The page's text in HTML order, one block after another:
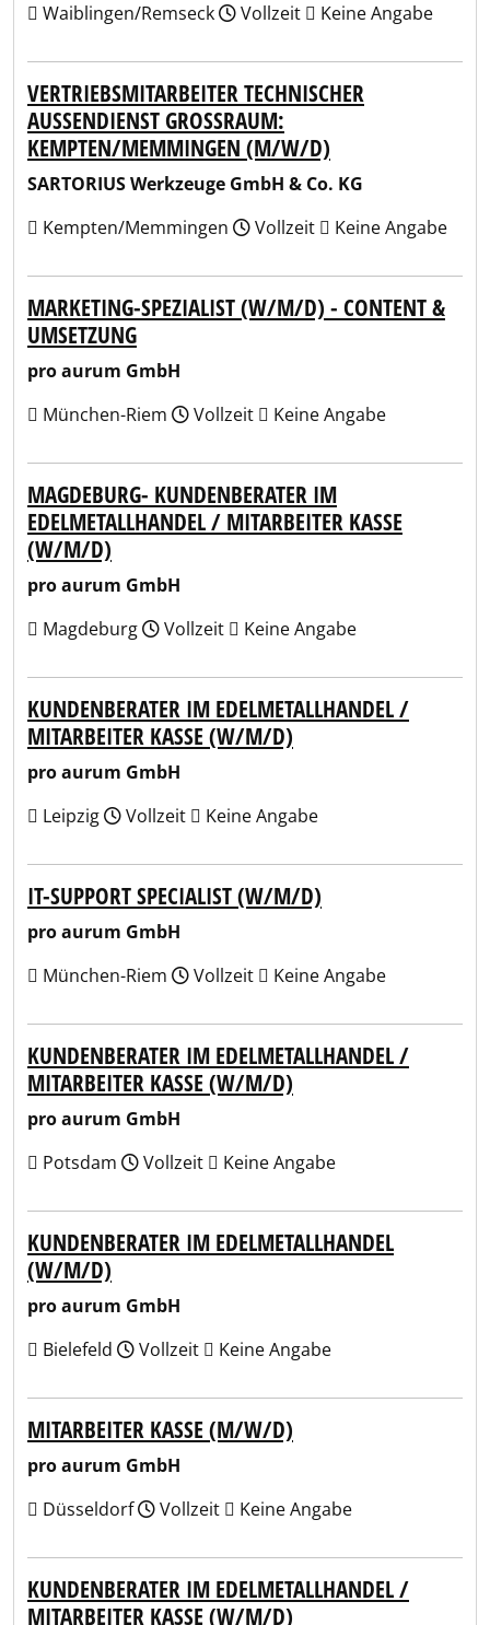
Waiblingen/Remseck
Vollzeit Keine Angabe
VERTRIEBSMITARBEITER TECHNISCHER
AUSSENDIENST GROSSRAUM: KE
MPTEN/MEMMINGEN (M/W/D)
SARTORIUS Werkzeuge GmbH & Co. KG
Kempten/Memmingen
Vollzeit Keine Angabe
MARKETING-SPEZIALIST (W/M/D) - CONTENT &
UMSETZUNG
pro aurum GmbH
München-Riem
Vollzeit Keine Angabe
MAGDEBURG- KUNDENBERATER IM
EDELMETALLHANDEL / MITARBEITER KASSE
(W/M/D)
pro aurum GmbH
Magdeburg
Vollzeit Keine Angabe
KUNDENBERATER IM EDELMETALLHANDEL /
MITARBEITER KASSE (W/M/D)
pro aurum GmbH
Leipzig
Vollzeit Keine Angabe
IT-SUPPORT SPECIALIST (W/M/D)
pro aurum GmbH
München-Riem
Vollzeit Keine Angabe
KUNDENBERATER IM EDELMETALLHANDEL /
MITARBEITER KASSE (W/M/D)
pro aurum GmbH
Potsdam
Vollzeit Keine Angabe
KUNDENBERATER IM EDELMETALLHANDEL
(W/M/D)
pro aurum GmbH
Bielefeld
Vollzeit Keine Angabe
MITARBEITER KASSE (M/W/D)
pro aurum GmbH
Düsseldorf
Vollzeit Keine Angabe
KUNDENBERATER IM EDELMETALLHANDEL /
MITARBEITER KASSE (W/M/D)